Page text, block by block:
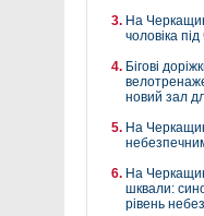
На
чоловіка
Бігові
новий зал
На
На
шквали:
рівень